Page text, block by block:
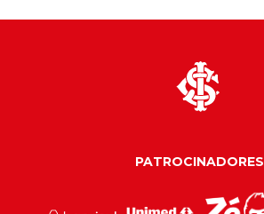
PATROCINADORES